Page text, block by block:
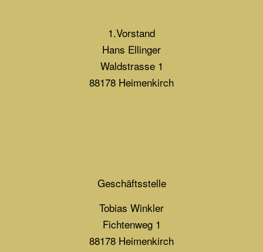
1.Vorstand
Hans Ellinger
Waldstrasse 1
88178 Heimenkirch
Geschäftsstelle
Tobias Winkler
Fichtenweg 1
88178 Heimenkirch